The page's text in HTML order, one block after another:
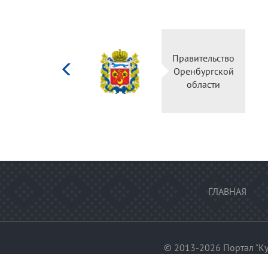
Правительство
Оренбургской
области
ГЛАВНАЯ
© 2013-2026 Портал